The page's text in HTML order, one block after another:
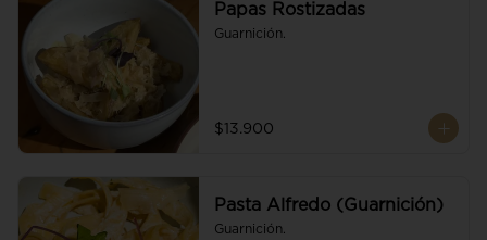
Papas Rostizadas
Guarnición.
$13.900
Pasta Alfredo (Guarnición)
Guarnición.